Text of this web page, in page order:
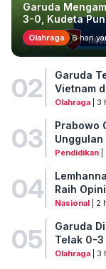
Garuda
3-0, Kudeta
Olahraga 6 hari
02
Garuda
Vietnam
Olahraga| 3
03
Prabowo
Pendidikan|
04
Raih
Nasional| 2
05
Garuda
Telak 0-3
Olahraga| 3